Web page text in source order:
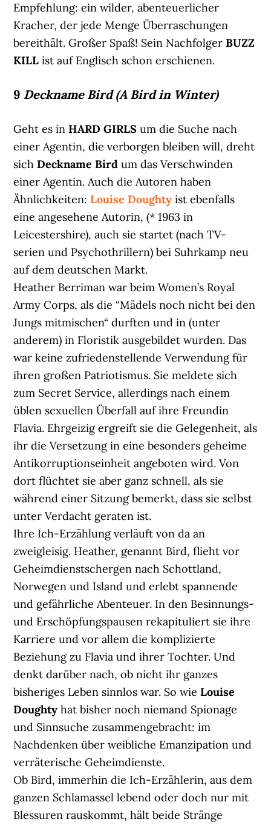
Empfehlung: ein wilder, abenteuerlicher
Kracher, der jede Menge Überraschungen
bereithält. Großer Spaß! Sein NachfolgerBUZZ
KILL ist auf Englisch schon erschienen.
9 Deckname Bird (A Bird in Winter)
Geht es inHARD GIRLS um die Suche nach
einer Agentin, die verborgen bleiben will, dreht
sichDeckname Bird um das Verschwinden
einer Agentin. Auch die Autoren haben
Ähnlichkeiten: Louise Doughty ist ebenfalls
eine angesehene Autorin, (* 1963 in
Leicestershire), auch sie startet (nach TV-
serien und Psychothrillern) bei Suhrkamp neu
auf dem deutschen Markt.
Heather Berriman war beim Women’s Royal
Army Corps, als die “Mädels noch nicht bei den
Jungs mitmischen“ durften und in (unter
anderem) in Floristik ausgebildet wurden. Das
war keine zufriedenstellende Verwendung für
ihren großen Patriotismus. Sie meldete sich
zum Secret Service, allerdings nach einem
üblen sexuellen Überfall auf ihre Freundin
Flavia. Ehrgeizig ergreift sie die Gelegenheit, als
ihr die Versetzung in eine besonders geheime
Antikorruptionseinheit angeboten wird. Von
dort flüchtet sie aber ganz schnell, als sie
während einer Sitzung bemerkt, dass sie selbst
unter Verdacht geraten ist.
Ihre Ich-Erzählung verläuft von da an
zweigleisig. Heather, genannt Bird, flieht vor
Geheimdienstschergen nach Schottland,
Norwegen und Island und erlebt spannende
und gefährliche Abenteuer. In den Besinnungs-
und Erschöpfungspausen rekapituliert sie ihre
Karriere und vor allem die komplizierte
Beziehung zu Flavia und ihrer Tochter. Und
denkt darüber nach, ob nicht ihr ganzes
bisheriges Leben sinnlos war. So wieLouise
Doughty hat bisher noch niemand Spionage
und Sinnsuche zusammengebracht: im
Nachdenken über weibliche Emanzipation und
verräterische Geheimdienste.
Ob Bird, immerhin die Ich-Erzählerin, aus dem
ganzen Schlamassel lebend oder doch nur mit
Blessuren rauskommt, hält beide Stränge